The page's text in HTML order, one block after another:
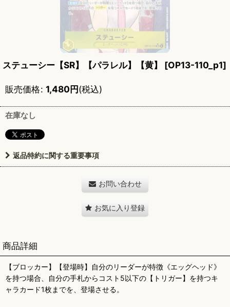
ステューシー【SR】【パラレル】【黄】 [OP13-110_p1]
販売価格: 1,480円(税込)
在庫なし
返品特約に関する重要事項
お問い合わせ
お気に入り登録
商品詳細
【ブロッカー】【登場時】自分のリーダーが特徴《エッグヘッド》
を持つ場合、自分の手札からコスト5以下の【トリガー】を持つキ
ャラカード1枚までを、登場させる。